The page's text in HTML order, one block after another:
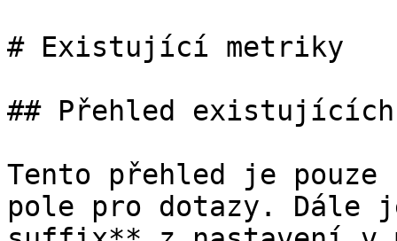
# Existující metriky
## Přehled
Tento přehled je pouze
pole pro dotazy. Dále